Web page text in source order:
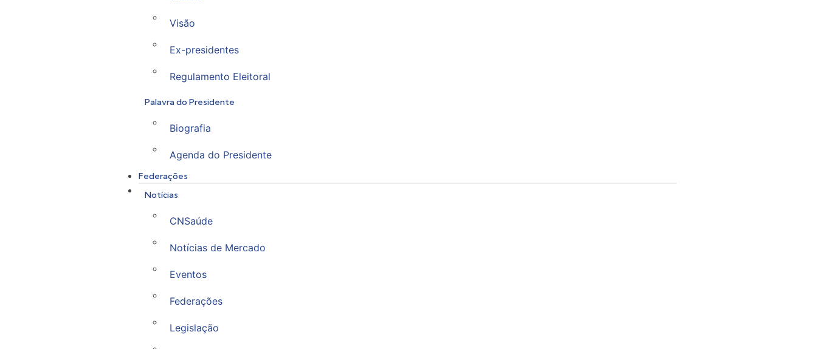
Visão
Ex-presidentes
Regulamento Eleitoral
Palavra do Presidente
Biografia
Agenda do Presidente
Federações
Notícias
CNSaúde
Notícias de Mercado
Eventos
Federações
Legislação